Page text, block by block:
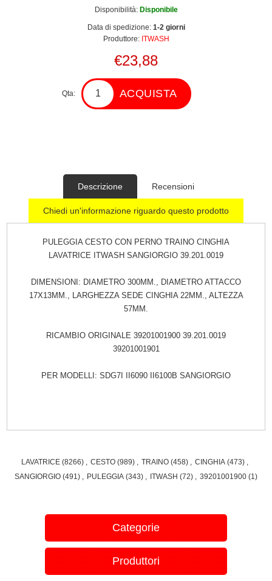
Disponibilità: Disponibile
Data di spedizione: 1-2 giorni
Produttore: ITWASH
€23,88
Qta: ACQUISTA
Descrizione Recensioni
Chiedi un'informazione riguardo questo prodotto
PULEGGIA CESTO CON PERNO TRAINO CINGHIA
LAVATRICE ITWASH SANGIORGIO 39.201.0019
DIMENSIONI: DIAMETRO 300MM., DIAMETRO ATTACCO
17X13MM., LARGHEZZA SEDE CINGHIA 22MM., ALTEZZA
57MM.
RICAMBIO ORIGINALE 39201001900 39.201.0019
39201001901
PER MODELLI: SDG7I II6090 II6100B SANGIORGIO
LAVATRICE (8266) CESTO (989) TRAINO (458) CINGHIA (473)
SANGIORGIO (491) PULEGGIA (343) ITWASH (72) 39201001900 (1)
Categorie
Produttori